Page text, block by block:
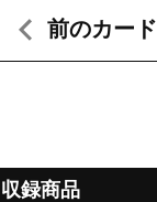
前のカード
収録商品